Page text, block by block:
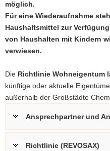
möglich.
Für eine Wiederaufnahme
Haushaltsmittel zur
von Haushalten mit Kindern
verwiesen.
Die Richtlinie Wohneigentum
künftige oder aktuelle
außerhalb der Großstädte
Ansprechpartner und
Richtlinie (REVOSAX)